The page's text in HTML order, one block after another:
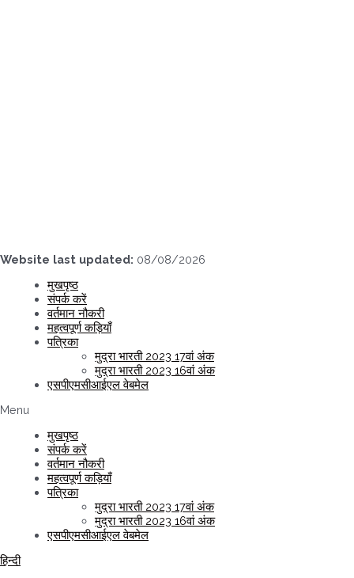
Website last updated: 08/08/2026
मुखपृष्ठ
संपर्क करें
वर्तमान नौकरी
महत्वपूर्ण कड़ियाँ
पत्रिका
मुद्रा भारती 2023 17वां अंक
मुद्रा भारती 2023 16वां अंक
एसपीएमसीआईएल वेबमेल
Menu
मुखपृष्ठ
संपर्क करें
वर्तमान नौकरी
महत्वपूर्ण कड़ियाँ
पत्रिका
मुद्रा भारती 2023 17वां अंक
मुद्रा भारती 2023 16वां अंक
एसपीएमसीआईएल वेबमेल
हिन्दी